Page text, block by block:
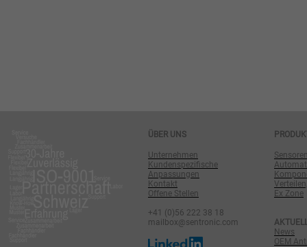
ÜBER UNS
Unternehmen
Kundenspezifische
Anpassungen
Kontakt
Offene Stellen
+41 (0)56 222 38 18
mailbox@sentronic.com
Ex Zone
News
OEM